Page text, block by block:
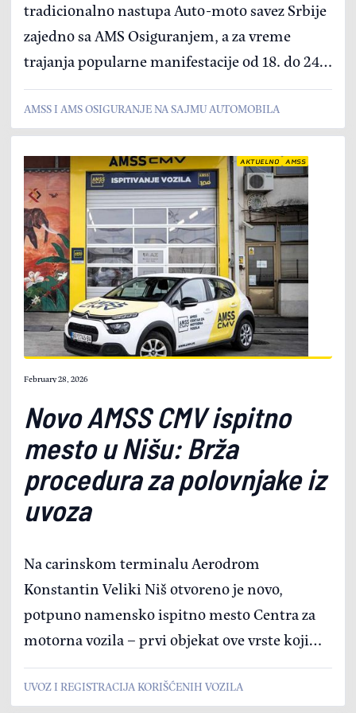
tradicionalno nastupa Auto-moto savez Srbije
zajedno sa AMS Osiguranjem, a za vreme
trajanja popularne manifestacije od 18. do 24.
marta važe specijalne pogodnosti za članske
pakete koji obezbeđuju besplatnu uslugu
Pomoć na putu i šlep u Srbiji i inostranstvu,
kao i specijalna ponuda AMS Osiguranja za
zaključivanje polise Kasko osiguranja.
AMSS I AMS OSIGURANJE NA SAJMU AUTOMOBILA
AKTUELNO AMSS
February 28, 2026
Novo AMSS CMV ispitno
mesto u Nišu: Brža
procedura za polovnjake iz
uvoza
Na carinskom terminalu Aerodrom
Konstantin Veliki Niš otvoreno je novo,
potpuno namensko ispitno mesto Centra za
motorna vozila – prvi objekat ove vrste koji
funkcioniše kao zasebna celina i namenjen je
isključivo poslovima ispitivanja vozila. Za
UVOZ I REGISTRACIJA KORIŠĆENIH VOZILA